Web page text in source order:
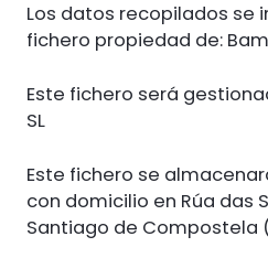
Los datos recopilados se
fichero propiedad de:
Este fichero será
SL
Este fichero se
con domicilio en Rúa das
Santiago de Compostela